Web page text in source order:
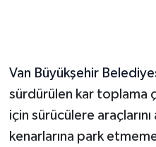
Van Büyükşehir
sürdürülen kar toplama
için sürücülere
kenarlarına park